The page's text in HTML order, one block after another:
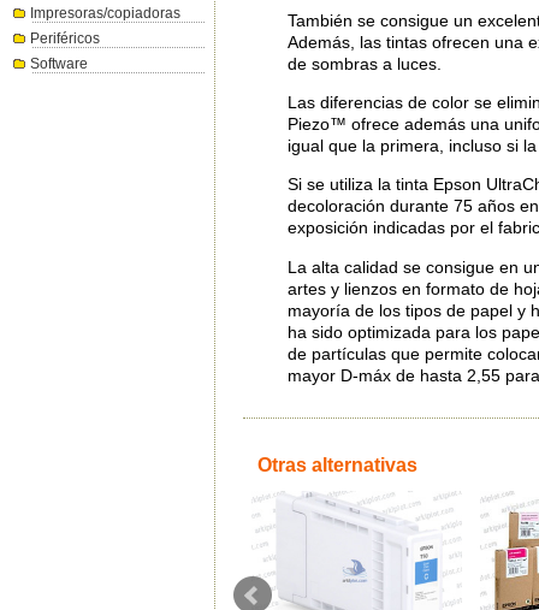
Impresoras/copiadoras
Periféricos
Software
También se consigue un
Además, las tintas ofrecen una
de sombras a luces.
Las diferencias de color se
Piezo™ ofrece además una
igual que la primera, incluso si
Si se utiliza la tinta Epson
decoloración durante 75 años
exposición indicadas por el
La alta calidad se consigue en
artes y lienzos en formato de
mayoría de los tipos de papel y
ha sido optimizada para los
de partículas que permite
mayor D-máx de hasta 2,55
Otras alternativas